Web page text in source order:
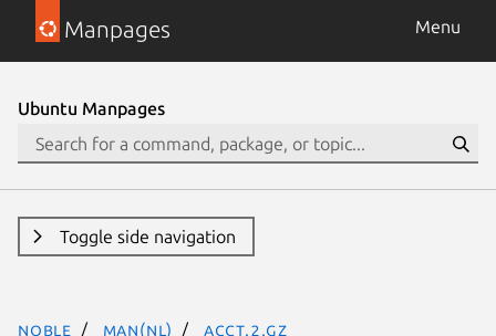
Manpages Menu
Ubuntu Manpages
Toggle side navigation
noble man(nl) acct.2.gz